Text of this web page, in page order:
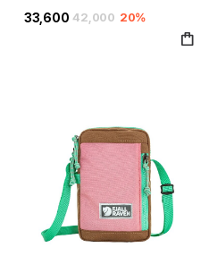
33,600 42,000 20%